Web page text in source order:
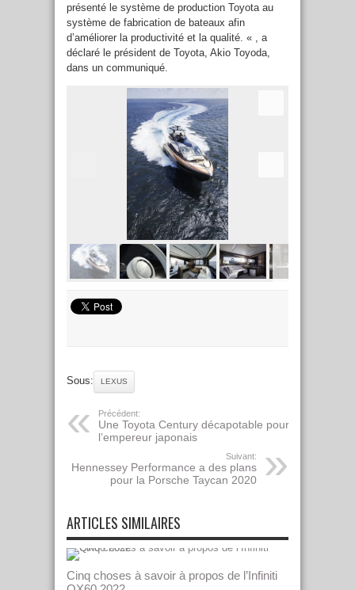
présenté le système de production Toyota au
système de fabrication de bateaux afin
d’améliorer la productivité et la qualité. « , a
déclaré le président de Toyota, Akio Toyoda,
dans un communiqué.
Sous: LEXUS
Précédent:
Une Toyota Century décapotable pour
l’empereur japonais
Suivant:
Hennessey Performance a des plans
pour la Porsche Taycan 2020
ARTICLES SIMILAIRES
Cinq choses à savoir à propos de l’Infiniti